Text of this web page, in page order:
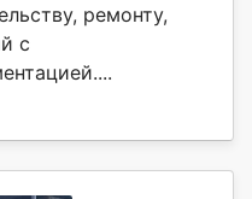
ремонту,
с